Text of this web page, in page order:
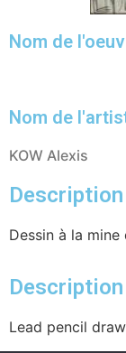
Nom de
Nom de
KOW Alexis
Description
Dessin à la
Description
Lead pencil